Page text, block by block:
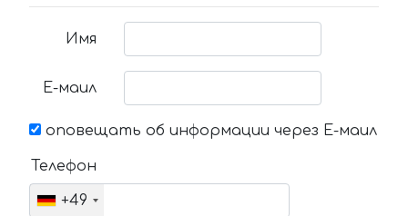
Имя
Е-маил
оповещать об информации через Е-маил
Телефон
+49